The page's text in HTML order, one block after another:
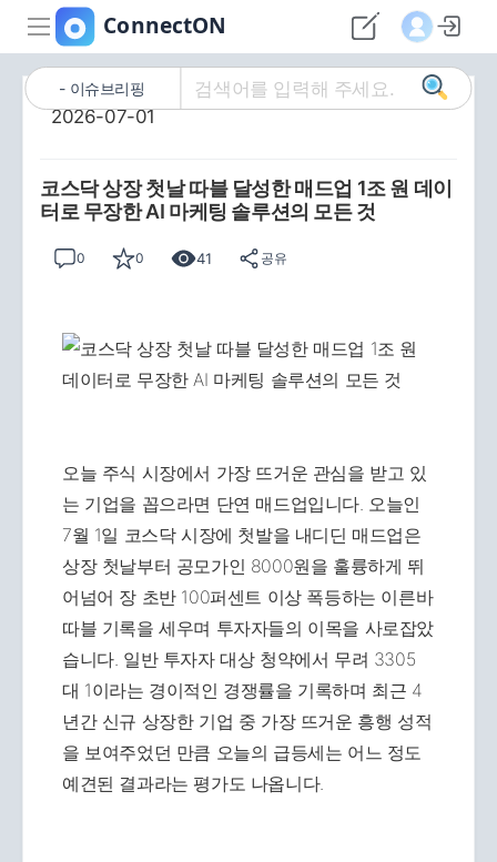
이슈브리핑
2026-07-01
코스닥 상장 첫날 따블 달성한 매드업 1조 원 데이
터로 무장한 AI 마케팅 솔루션의 모든 것
0 0 41 공유
오늘 주식 시장에서 가장 뜨거운 관심을 받고 있
는 기업을 꼽으라면 단연 매드업입니다. 오늘인
7월 1일 코스닥 시장에 첫발을 내디딘 매드업은
상장 첫날부터 공모가인 8000원을 훌륭하게 뛰
어넘어 장 초반 100퍼센트 이상 폭등하는 이른바
따블 기록을 세우며 투자자들의 이목을 사로잡았
습니다. 일반 투자자 대상 청약에서 무려 3305
대 1이라는 경이적인 경쟁률을 기록하며 최근 4
년간 신규 상장한 기업 중 가장 뜨거운 흥행 성적
을 보여주었던 만큼 오늘의 급등세는 어느 정도
예견된 결과라는 평가도 나옵니다.